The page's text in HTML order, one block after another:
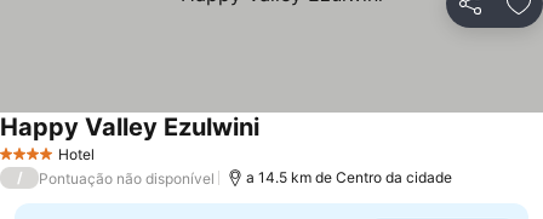
Partilhar
4 EstrelasHotel
Happy Valley Ezulwini
/ Pontuação não disponível a 14.5 km de Centro da cidade